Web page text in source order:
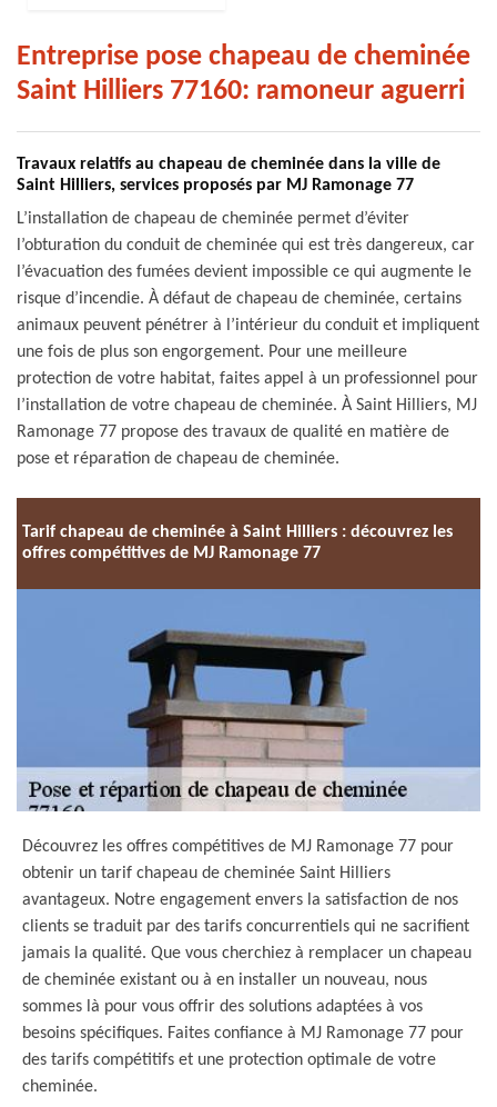
Entreprise pose chapeau de cheminée
Saint Hilliers 77160: ramoneur aguerri
Travaux relatifs au chapeau de cheminée dans la ville de
Saint Hilliers, services proposés par MJ Ramonage 77
L’installation de chapeau de cheminée permet d’éviter
l’obturation du conduit de cheminée qui est très dangereux, car
l’évacuation des fumées devient impossible ce qui augmente le
risque d’incendie. À défaut de chapeau de cheminée, certains
animaux peuvent pénétrer à l’intérieur du conduit et impliquent
une fois de plus son engorgement. Pour une meilleure
protection de votre habitat, faites appel à un professionnel pour
l’installation de votre chapeau de cheminée. À Saint Hilliers, MJ
Ramonage 77 propose des travaux de qualité en matière de
pose et réparation de chapeau de cheminée.
Tarif chapeau de cheminée à Saint Hilliers : découvrez les
offres compétitives de MJ Ramonage 77
Découvrez les offres compétitives de MJ Ramonage 77 pour
obtenir un tarif chapeau de cheminée Saint Hilliers
avantageux. Notre engagement envers la satisfaction de nos
clients se traduit par des tarifs concurrentiels qui ne sacrifient
jamais la qualité. Que vous cherchiez à remplacer un chapeau
de cheminée existant ou à en installer un nouveau, nous
sommes là pour vous offrir des solutions adaptées à vos
besoins spécifiques. Faites confiance à MJ Ramonage 77 pour
des tarifs compétitifs et une protection optimale de votre
cheminée.